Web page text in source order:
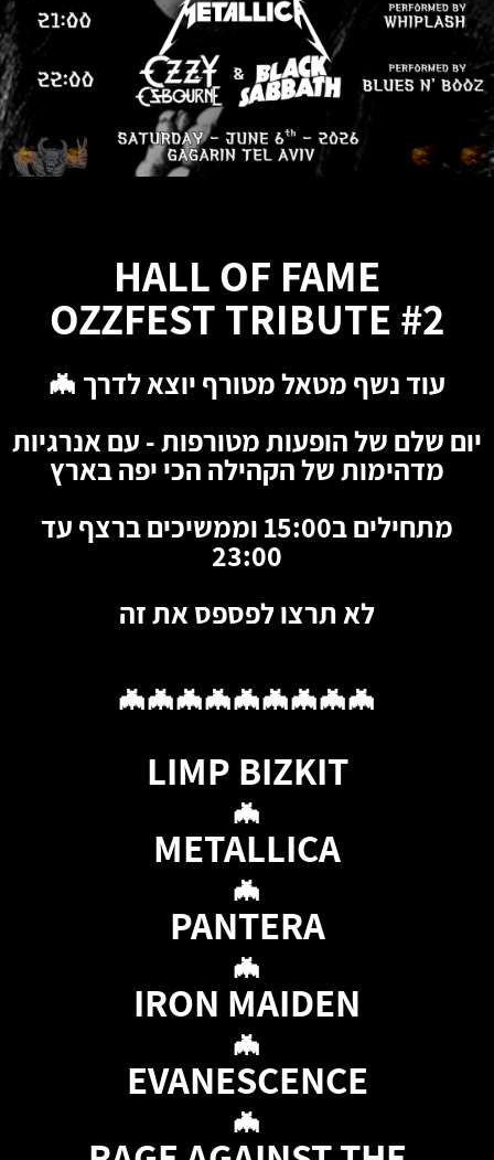
HALL OF FAME
OZZFEST TRIBUTE #2
עוד נשף מטאל מטורף יוצא לדרך 🦇
יום שלם של הופעות מטורפות - עם אנרגיות
מדהימות של הקהילה הכי יפה בארץ
מתחילים ב15:00 וממשיכים ברצף עד
23:00
לא תרצו לפספס את זה
🦇🦇🦇🦇🦇🦇🦇🦇🦇
LIMP BIZKIT
🦇
METALLICA
🦇
PANTERA
🦇
IRON MAIDEN
🦇
EVANESCENCE
🦇